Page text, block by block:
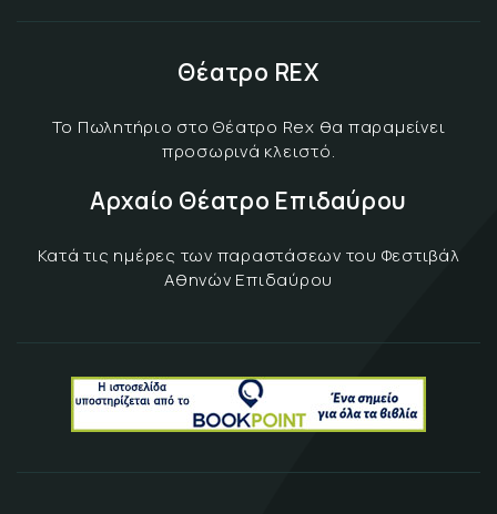
Θέατρο REX
Το Πωλητήριο στο Θέατρο Rex θα παραμείνει
προσωρινά κλειστό.
Αρχαίο Θέατρο Επιδαύρου
Κατά τις ημέρες των παραστάσεων του Φεστιβάλ
Αθηνών Επιδαύρου